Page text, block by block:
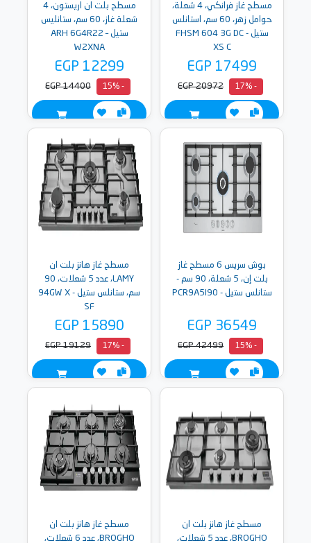
مسطح غاز فرانكي، 4 شعلة،
حوامل زهر، 60 سم، استانلس
ستيل - FHSM 604 3G DC
XS C
EGP 17499
- 17%
EGP 20972
مسطح بلت ان اريستون، 4
شعلة غاز، 60 سم، ستانليس
ستيل – ARH 6G4R22
W2XNA
EGP 12299
- 15%
EGP 14400
بوش سريس 6 مسطح غاز
بلت إن، 5 شعلة، 90 سم -
ستانلس ستيل - PCR9A5I90
EGP 36549
- 15%
EGP 42499
مسطح غاز هانز بلت ان
LAMY، عدد 5 شعلات، 90
سم، ستانلس ستيل - 94GW X
SF
EGP 15890
- 17%
EGP 19129
مسطح غاز هانز بلت ان
BROGHO، عدد 5 شعلات،
مسطح غاز هانز بلت ان
BROGHO، عدد 6 شعلات،